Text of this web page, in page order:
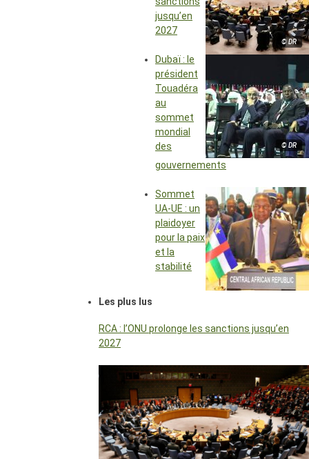
© DR
jusqu’en
2027
© DR
Dubaï : le
président
Touadéra
au
sommet
mondial
des
gouvernements
Sommet
UA-UE : un
plaidoyer
pour la paix
et la
stabilité
Les plus lus
RCA : l’ONU prolonge les sanctions jusqu’en
2027